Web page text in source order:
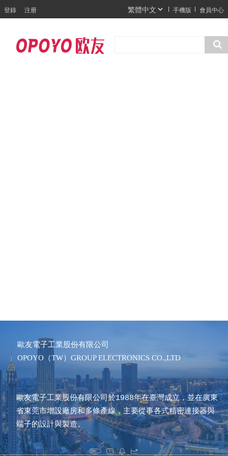
登錄 注册 手機版 會員中心
歐友電子工業股份有限公司
OPOYO（TW）GROUP ELECTRONICS CO.,LTD
歐友電子工業股份有限公司於1988年在臺灣成立，並在廣東
省東莞市增設廠房和多條產線，主要從事各式精密連接器與
端子的設計與製造。